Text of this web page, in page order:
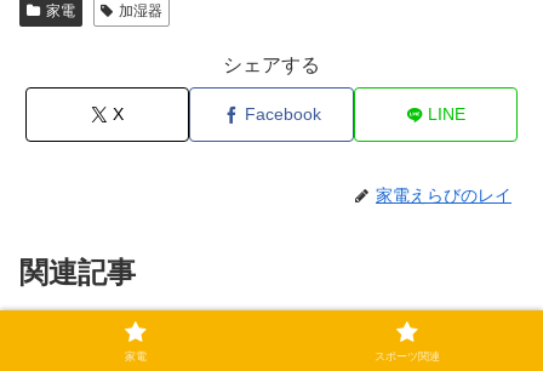
家電 加湿器
シェアする
X Facebook LINE
家電えらびのレイ
関連記事
「包み方が違う」TOKAIZ足元ヒ
家電 スポーツ関連